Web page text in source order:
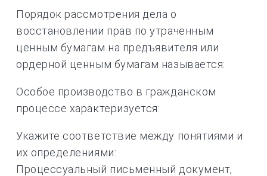
Порядок рассмотрения дела о
восстановлении прав по утраченным
ценным бумагам на предъявителя или
ордерной ценным бумагам называется:
Особое производство в гражданском
процессе характеризуется:
Укажите соответствие между понятиями и
их определениями:
Процессуальный письменный документ,